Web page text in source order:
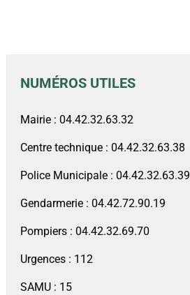
NUMÉROS UTILES
Mairie : 04.42.32.63.32
Centre technique : 04.42.32.63.38
Police Municipale : 04.42.32.63.39
Gendarmerie : 04.42.72.90.19
Pompiers : 04.42.32.69.70
Urgences : 112
SAMU : 15